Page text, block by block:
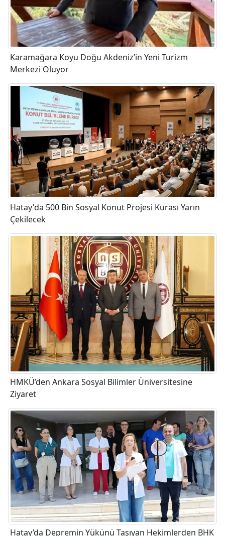
Karamağara Koyu Doğu Akdeniz’in Yeni Turizm
Merkezi Oluyor
Hatay'da 500 Bin Sosyal Konut Projesi Kurası Yarın
Çekilecek
HMKÜ’den Ankara Sosyal Bilimler Üniversitesine
Ziyaret
Hatay’da Depremin Yükünü Taşıyan Hekimlerden BHK